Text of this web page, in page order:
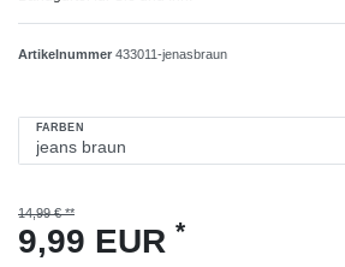
Artikelnummer 433011-jenasbraun
FARBEN
14,99 € **
9,99 EUR *